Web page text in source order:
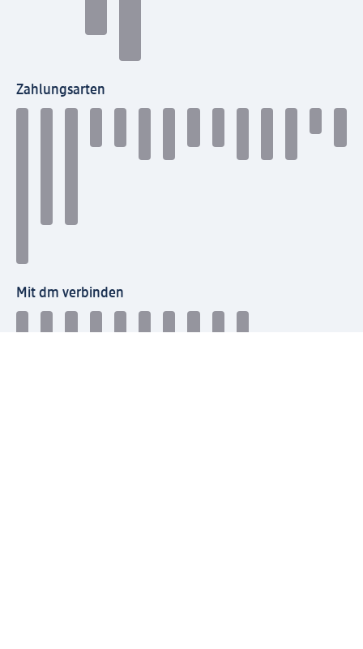
Zahlungsarten
Mit dm verbinden